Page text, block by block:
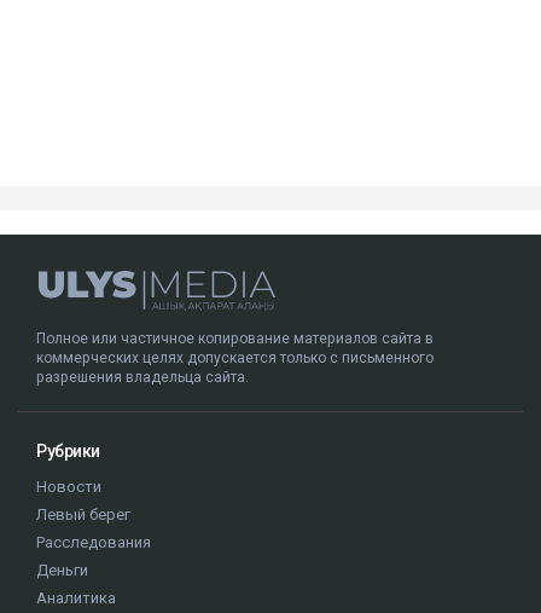
Полное или частичное копирование материалов сайта в
коммерческих целях допускается только с письменного
разрешения владельца сайта.
Рубрики
Новости
Левый берег
Расследования
Деньги
Аналитика